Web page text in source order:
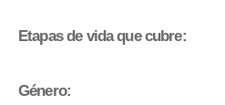
Etapas de vida que cubre:
Género: